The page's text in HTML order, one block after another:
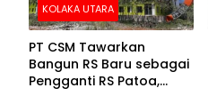
KOLAKA UTARA
PT CSM Tawarkan
Bangun RS Baru sebagai
Pengganti RS Patoa,